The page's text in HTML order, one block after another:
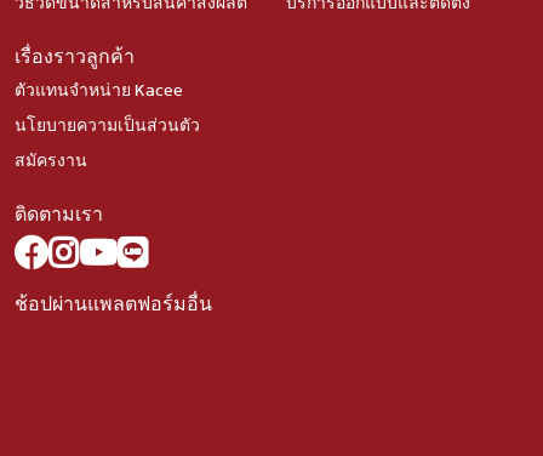
วิธีวัดขนาดสำหรับสินค้าสั่งผลิต บริการออกแบบและติดตั้ง
เรื่องราวลูกค้า
ตัวแทนจำหน่าย Kacee
นโยบายความเป็นส่วนตัว
สมัครงาน
ติดตามเรา
ช้อปผ่านแพลตฟอร์มอื่น